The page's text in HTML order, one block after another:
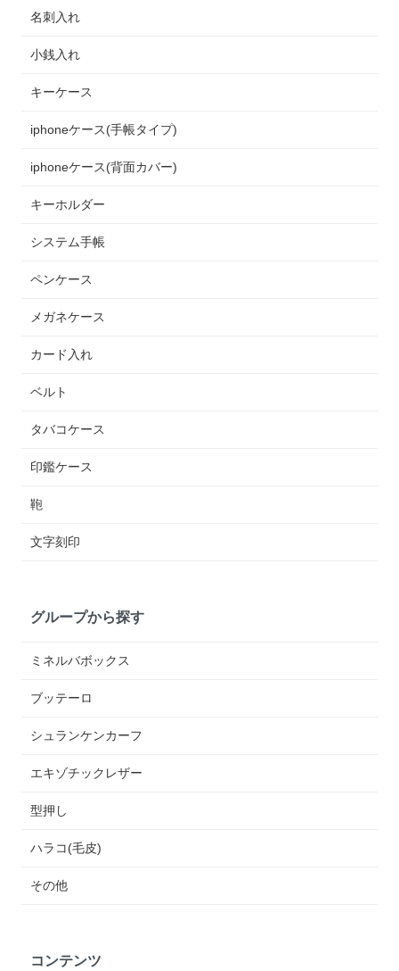
名刺入れ
小銭入れ
キーケース
iphoneケース(手帳タイプ)
iphoneケース(背面カバー)
キーホルダー
システム手帳
ペンケース
メガネケース
カード入れ
ベルト
タバコケース
印鑑ケース
鞄
文字刻印
グループから探す
ミネルバボックス
ブッテーロ
シュランケンカーフ
エキゾチックレザー
型押し
ハラコ(毛皮)
その他
コンテンツ